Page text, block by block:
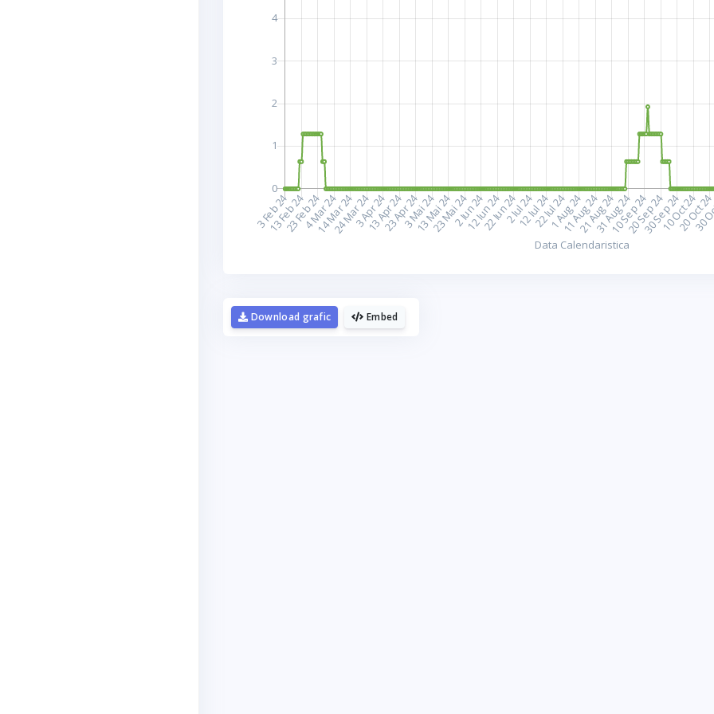
Embed
Download grafic
plac cafelele.
Daca urmaresti graficele de pe Graphs.ro, gandeste-te
o cafea mi-ar da energie sa mai fac si altele!
☕ Meriti o cafea! Poate altadata.